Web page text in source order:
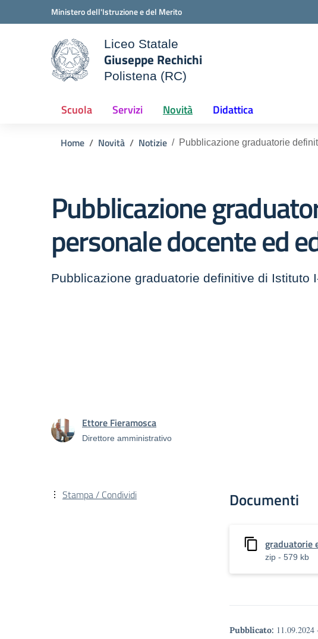
Vai ai contenuti
Vai al menu di navigazioneMinistero dell'Istruzione e del Merito
della scuola
Liceo Statale
Giuseppe Rechichi
Polistena (RC)
Scuola Servizi Novità Didattica
Home Novità Notizie Pubblicazione graduatorie
Pubblicazione
personale docente ed
Pubblicazione graduatorie definitive di
Ettore Fieramosca
Direttore amministrativo
Documenti
graduatorie
zip - 579 kb
Pubblicato: 11.09.2024
Stampa / Condividi